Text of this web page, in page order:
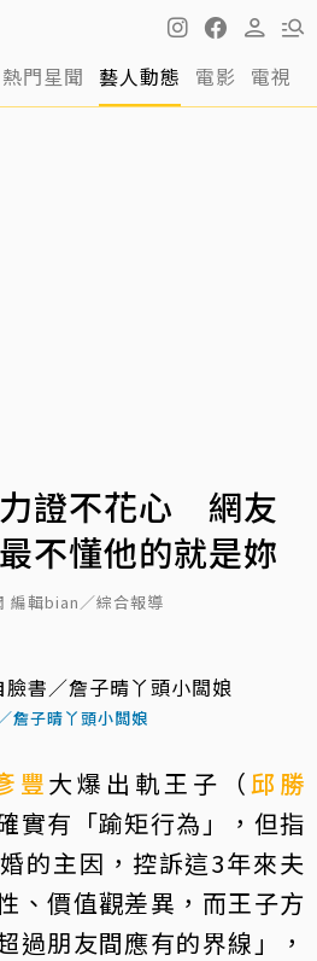
熱門星聞 藝人動態 電影 電視
證不花心 網友
不懂他的就是妳
編輯bian／綜合報導
詹子晴丫頭小闆娘
豐大爆出軌王子（邱勝
實有「踰矩行為」，但指
的主因，控訴這3年來夫
、價值觀差異，而王子方
過朋友間應有的界線」，